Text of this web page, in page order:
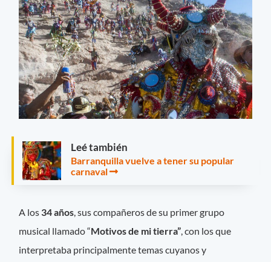
Leé también
Barranquilla vuelve a tener su popular
carnaval
A los 34 años, sus compañeros de su primer grupo
musical llamado “Motivos de mi tierra”, con los que
interpretaba principalmente temas cuyanos y